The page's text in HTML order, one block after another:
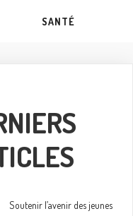
SANTÉ
Soutenir l’avenir des jeunes